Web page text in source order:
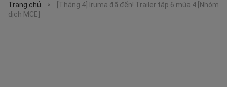
Trang chủ >
[Tháng 4] Iruma đã đến! Trailer tập 6 mùa 4 [Nhóm
dịch MCE]